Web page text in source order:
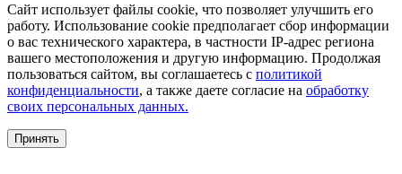
Сайт использует файлы cookie, что позволяет улучшить его
работу. Использование cookie предполагает сбор информации
о вас технического характера, в частности IP-адрес региона
вашего местоположения и другую информацию. Продолжая
пользоваться сайтом, вы соглашаетесь с политикой
конфиденциальности, а также даете согласие на обработку
своих персональных данных.
Принять